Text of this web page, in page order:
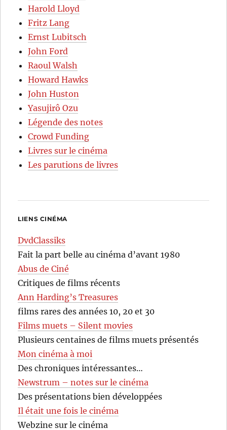
Harold Lloyd
Fritz Lang
Ernst Lubitsch
John Ford
Raoul Walsh
Howard Hawks
John Huston
Yasujirô Ozu
Légende des notes
Crowd Funding
Livres sur le cinéma
Les parutions de livres
LIENS CINÉMA
DvdClassiks
Fait la part belle au cinéma d’avant 1980
Abus de Ciné
Critiques de films récents
Ann Harding’s Treasures
films rares des années 10, 20 et 30
Films muets – Silent movies
Plusieurs centaines de films muets présentés
Mon cinéma à moi
Des chroniques intéressantes…
Newstrum – notes sur le cinéma
Des présentations bien développées
Il était une fois le cinéma
Webzine sur le cinéma